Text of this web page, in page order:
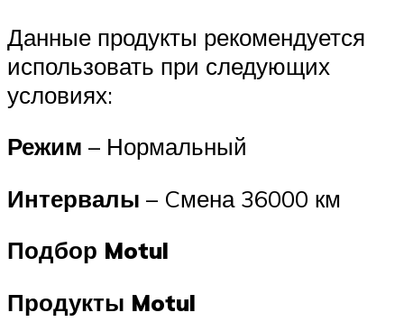
Данные продукты рекомендуется
использовать при следующих
условиях:
Режим – Нормальный
Интервалы – Cмена 36000 км
Подбор Motul
Продукты Motul